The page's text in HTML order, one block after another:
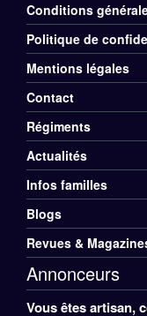
Menu
Pied
de
page
Conditions
Politique de
Mentions légales
Contact
Menu
Divers
Pied
de
page
Régiments
Actualités
Infos familles
Blogs
Revues &
Annonceurs
Vous êtes artisan,